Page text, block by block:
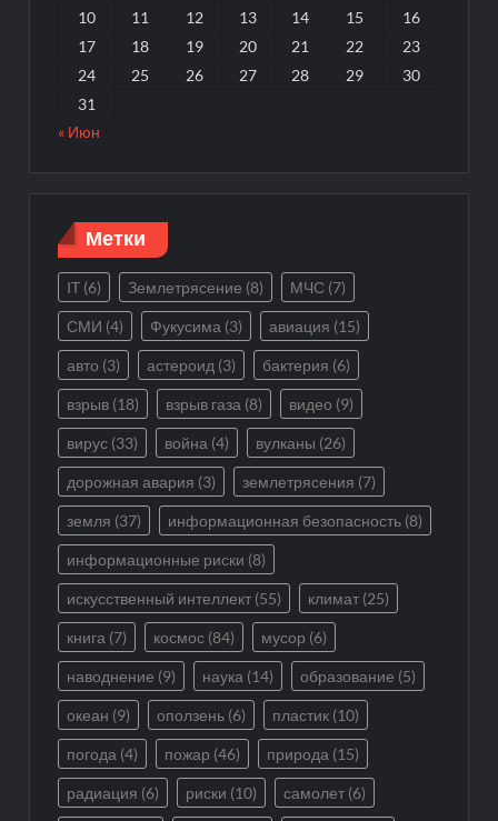
10
11 12 13 14 15
16
17
18 19 20 21 22
23
24
25 26 27 28 29
30
31
« Июн
Метки
IT (6) Землетрясение (8) МЧС (7)
СМИ (4) Фукусима (3) авиация (15)
авто (3) астероид (3) бактерия (6)
взрыв (18) взрыв газа (8) видео (9)
вирус (33) война (4) вулканы (26)
дорожная авария (3) землетрясения (7)
земля (37) информационная безопасность (8)
информационные риски (8)
искусственный интеллект (55) климат (25)
книга (7) космос (84) мусор (6)
наводнение (9) наука (14) образование (5)
океан (9) оползень (6) пластик (10)
погода (4) пожар (46) природа (15)
радиация (6) риски (10) самолет (6)